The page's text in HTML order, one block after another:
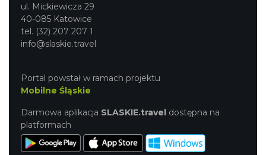
ul. Mickiewicza 29
40-085 Katowice
tel. (32) 207 207 1
info@slaskie.travel
Portal powstał w ramach projektu
Mobilne Śląskie
Darmowa aplikacja SLASKIE.travel dostępna na
platformach